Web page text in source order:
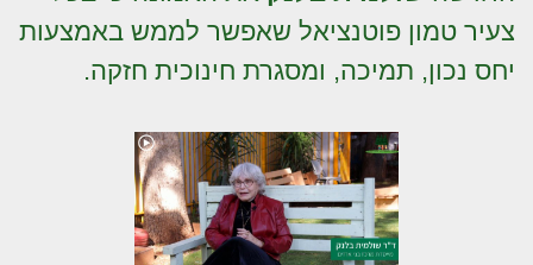
צעיר טמון פוטנציאל שאפשר לממש באמצעות
יחס נכון, תמיכה, ומסגרת חינוכית חזקה.